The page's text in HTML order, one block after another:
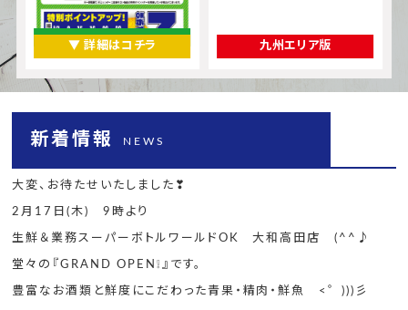
▼ 詳細はコチラ 九州エリア版
新着情報 NEWS
大変、お待たせいたしました❣
2月17日(木) 9時より
生鮮＆業務スーパーボトルワールドOK 大和高田店 (^^♪
堂々の『GRAND OPEN❕』です。
豊富なお酒類と鮮度にこだわった青果・精肉・鮮魚 <゜)))彡